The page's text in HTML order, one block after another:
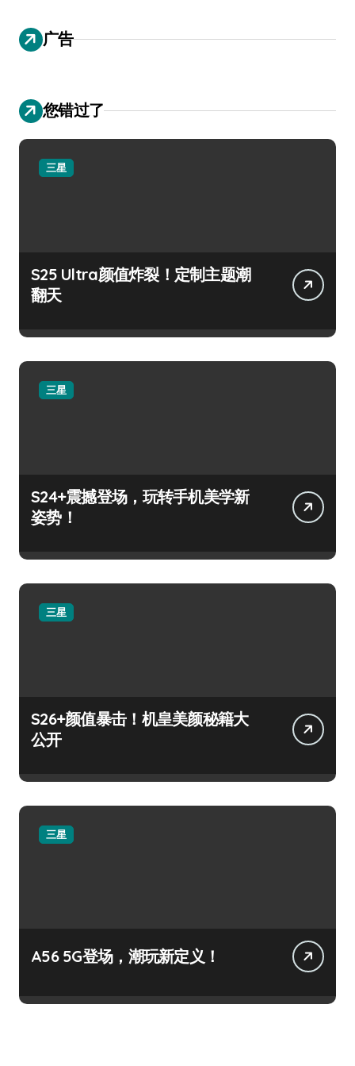
广告
您错过了
三星
S25 Ultra颜值炸裂！定制主题潮
翻天
三星
S24+震撼登场，玩转手机美学新
姿势！
三星
S26+颜值暴击！机皇美颜秘籍大
公开
三星
A56 5G登场，潮玩新定义！